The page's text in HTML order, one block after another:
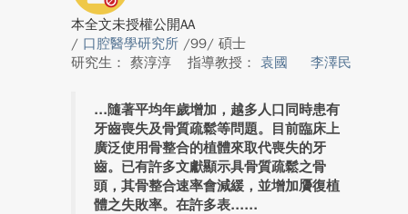
本全文未授權公開AA
/ 口腔醫學研究所 /99/ 碩士
研究生： 蔡淳淳
指導教授： 袁國 李澤民
隨著平均年歲增加，越多人口同時患有
牙齒喪失及骨質疏鬆等問題。目前臨床上
廣泛使用骨整合的植體來取代喪失的牙
齒。已有許多文獻顯示具骨質疏鬆之骨
頭，其骨整合速率會減緩，並增加贗復植
體之失敗率。在許多表...